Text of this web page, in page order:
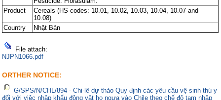
Product
Cereals (HS codes: 10.01, 10.02, 10.03, 10.04, 10.07 and
10.08)
Country
Nhật Bản
File attach:
NJPN1066.pdf
ORTHER NOTICE:
G/SPS/N/CHL/894 - Chi-lê dự thảo Quy định các yêu cầu vệ sinh thú y
đối với việc nhập khẩu động vật họ ngựa vào Chile theo chế độ tạm nhập